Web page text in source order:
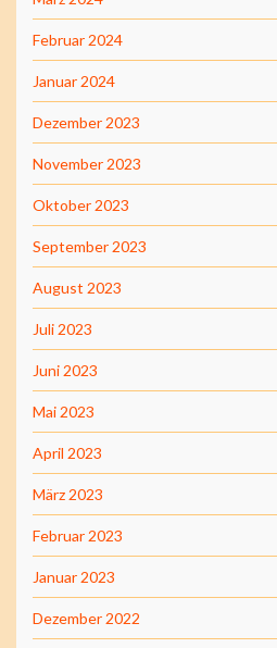
Februar 2024
Januar 2024
Dezember 2023
November 2023
Oktober 2023
September 2023
August 2023
Juli 2023
Juni 2023
Mai 2023
April 2023
März 2023
Februar 2023
Januar 2023
Dezember 2022